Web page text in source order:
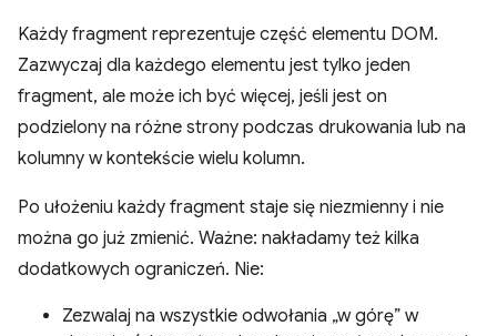
Każdy fragment reprezentuje część elementu DOM.
Zazwyczaj dla każdego elementu jest tylko jeden
fragment, ale może ich być więcej, jeśli jest on
podzielony na różne strony podczas drukowania lub na
kolumny w kontekście wielu kolumn.
Po ułożeniu każdy fragment staje się niezmienny i nie
można go już zmienić. Ważne: nakładamy też kilka
dodatkowych ograniczeń. Nie:
Zezwalaj na wszystkie odwołania „w górę” w